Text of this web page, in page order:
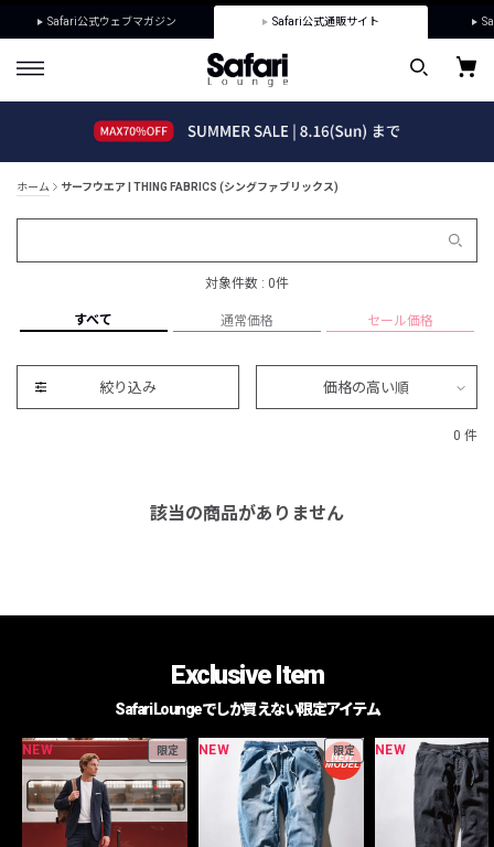
Safari公式ウェブマガジン Safari公式通販サイト
ホーム サーフウエア | THING FABRICS (シングファブリックス)
対象件数 : 0件
すべて 通常価格 セール価格
絞り込み 価格の高い順
0 件
該当の商品がありません
Exclusive Item
Safari Loungeでしか買えない限定アイテム
NEW 限定 NEW 限定 NEW